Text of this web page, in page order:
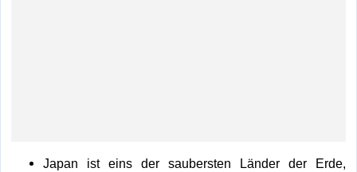
Japan ist eins der saubersten Länder der Erde,